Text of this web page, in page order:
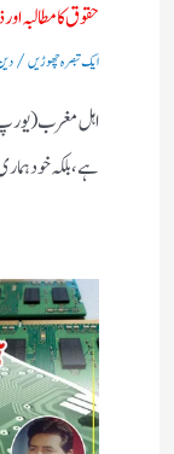
حقوق کا مطالبہ
ایک تبصرہ چھوڑیں/
اہل مغرب (یورپ
ہے، بلکہ خود